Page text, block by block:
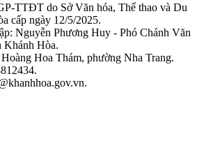
TTĐT do Sở Văn hóa, Thể thao và Du
cấp ngày 12/5/2025.
Nguyễn Phương Huy - Phó Chánh Văn
Hòa.
Hoa Thám, phường Nha Trang.